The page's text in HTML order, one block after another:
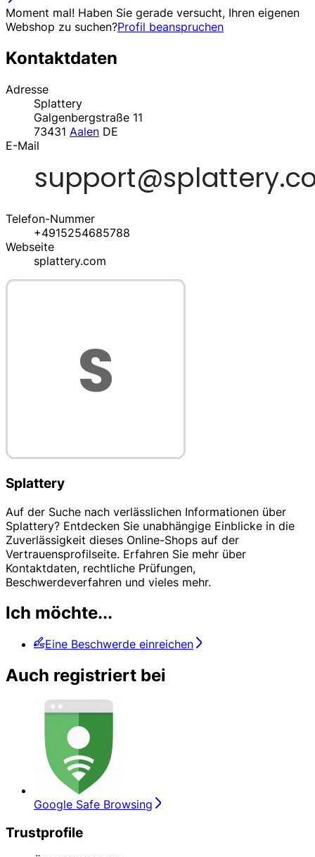
Moment mal! Haben Sie gerade versucht, Ihren eigenen
Webshop zu suchen?Profil beanspruchen
Kontaktdaten
Adresse
Splattery
Galgenbergstraße 11
73431 Aalen DE
E-Mail
Telefon-Nummer
+4915254685788
Webseite
splattery.com
Splattery
Auf der Suche nach verlässlichen Informationen über
Splattery? Entdecken Sie unabhängige Einblicke in die
Zuverlässigkeit dieses Online-Shops auf der
Vertrauensprofilseite. Erfahren Sie mehr über
Kontaktdaten, rechtliche Prüfungen,
Beschwerdeverfahren und vieles mehr.
Ich möchte...
Eine Beschwerde einreichen
Auch registriert bei
Google Safe Browsing
Trustprofile